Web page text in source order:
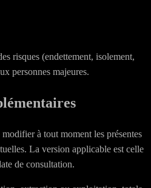
risques (endettement, isolement,
personnes majeures.
à tout moment les présentes
La version applicable est celle
de consultation.